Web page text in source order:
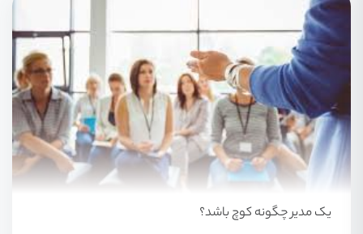
یک مدیر چگونه کوچ باشد؟